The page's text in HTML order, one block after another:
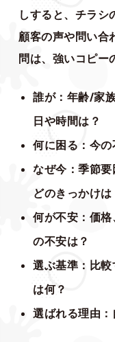
しすると、チラシ
顧客の声や問い合
問は、強いコピー
誰が：年齢/家
日や時間は？
何に困る：今
なぜ今：季節
どのきっかけは
何が不安：価
の不安は？
選ぶ基準：比
は何？
選ばれる理由